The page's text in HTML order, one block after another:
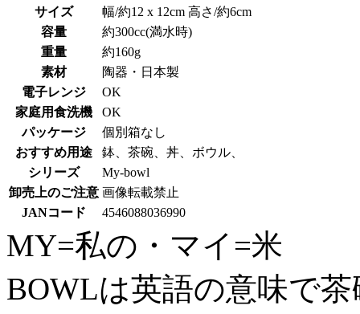
サイズ
幅/約12 x 12cm 高さ/約6cm
容量
約300cc(満水時)
重量
約160g
素材
陶器・日本製
電子レンジ
OK
家庭用食洗機
OK
パッケージ
個別箱なし
おすすめ用途
鉢、茶碗、丼、ボウル、
シリーズ
My-bowl
卸売上のご注意 画像転載禁止
JANコード
4546088036990
MY=私の・マイ=米
BOWLは英語の意味で